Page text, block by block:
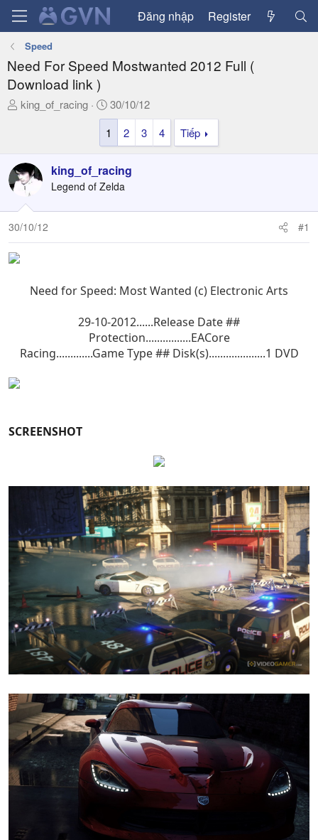
Đăng nhập Register
Speed
Need For Speed Mostwanted 2012 Full (
Download link )
T
a
d
s
t
a
king_of_racing
N
g
à
y
ử
i
30/10/12
1
2 3 4 Tiếp
king_of_racing
Legend of Zelda
30/10/12 #1
Need for Speed: Most Wanted (c) Electronic Arts
29-10-2012......Release Date ##
Protection................EACore
Racing.............Game Type ## Disk(s)....................1 DVD
SCREENSHOT